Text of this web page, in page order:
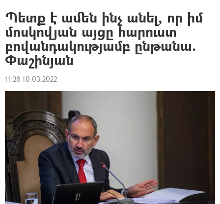
Պետք է ամեն ինչ անել, որ իմ
մոսկովյան այցը հարուստ
բովանդակությամբ ընթանա.
Փաշինյան
11:28 10.03.2022